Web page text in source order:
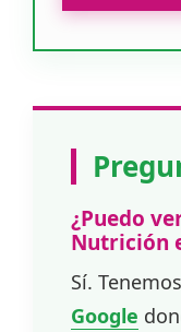
¿Puedo
Nutrición
Sí. Tenemos
Google